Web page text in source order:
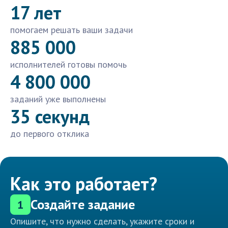
17 лет
помогаем решать ваши задачи
885 000
исполнителей готовы помочь
4 800 000
заданий уже выполнены
35 секунд
до первого отклика
Как это работает?
1 Создайте задание
Опишите, что нужно сделать, укажите сроки и